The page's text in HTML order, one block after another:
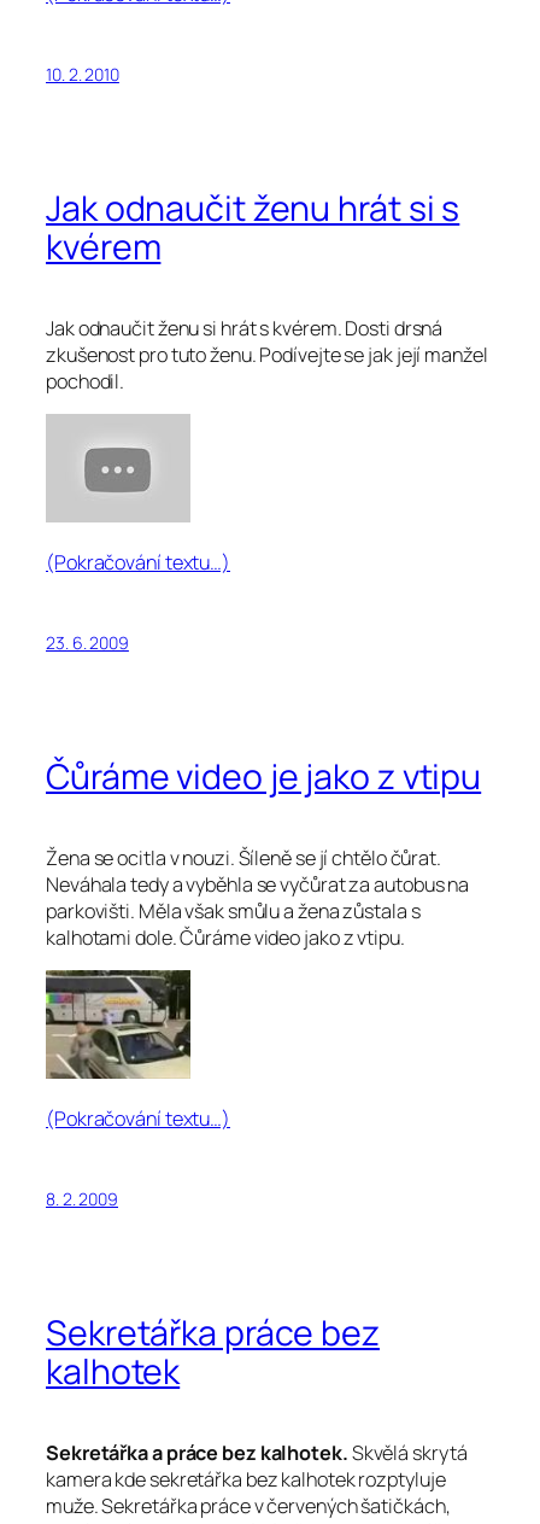
10. 2. 2010
Jak odnaučit ženu hrát si s
kvérem
Jak odnaučit ženu si hrát s kvérem. Dosti drsná
zkušenost pro tuto ženu. Podívejte se jak její manžel
pochodil.
(Pokračování textu…)
23. 6. 2009
Čůráme video je jako z vtipu
Žena se ocitla v nouzi. Šíleně se jí chtělo čůrat.
Neváhala tedy a vyběhla se vyčůrat za autobus na
parkovišti. Měla však smůlu a žena zůstala s
kalhotami dole. Čůráme video jako z vtipu.
(Pokračování textu…)
8. 2. 2009
Sekretářka práce bez
kalhotek
Sekretářka a práce bez kalhotek.Skvělá skrytá
kamera kde sekretářka bez kalhotek rozptyluje
muže. Sekretářka práce v červených šatičkách,